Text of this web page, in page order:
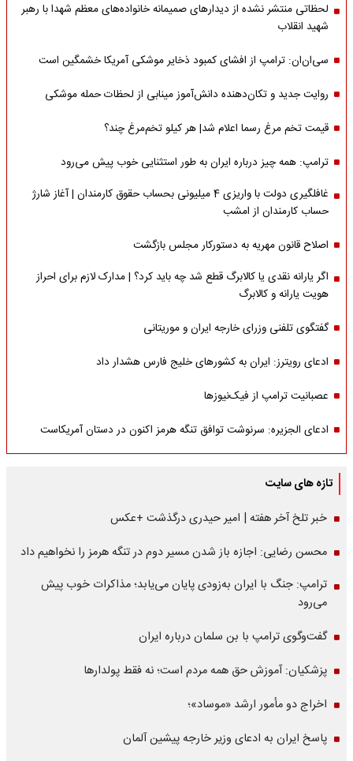
لحظاتی منتشر نشده از دیدارهای صمیمانه خانواده‌های معظم شهدا با رهبر
شهید انقلاب
سی‌ان‌ان: ترامپ از افشای کمبود ذخایر موشکی آمریکا خشمگین است
روایت جدید و تکان‌دهنده دانش‌آموز مینابی از لحظات حمله موشکی
قیمت تخم مرغ رسما اعلام شد| هر کیلو تخم‌مرغ چند؟
ترامپ: همه چیز درباره ایران به طور استثنایی خوب پیش می‌رود
غافلگیری دولت با واریزی 4 میلیونی بحساب حقوق کارمندان | آغاز شارژ
حساب کارمندان از امشب
اصلاح قانون مهریه به دستورکار مجلس بازگشت
اگر یارانه نقدی یا کالابرگ قطع شد چه باید کرد؟ | مدارک لازم برای احراز
هویت یارانه و کالابرگ
گفتگوی تلفنی وزرای خارجه ایران و موریتانی
ادعای رویترز: ایران به کشورهای خلیج فارس هشدار داد
عصبانیت ترامپ از فیک‌نیوزها
ادعای الجزیره: سرنوشت توافق تنگه هرمز اکنون در دستان آمریکاست
تازه های سایت
خبر تلخ آخر هفته | امیر حیدری درگذشت +عکس
محسن رضایی: اجازه باز شدن مسیر دوم در تنگه هرمز را نخواهیم داد
ترامپ: جنگ با ایران به‌زودی پایان می‌یابد؛ مذاکرات خوب پیش
می‌رود
گفت‌وگوی ترامپ با بن سلمان درباره ایران
پزشکیان: آموزش حق همه مردم است؛ نه فقط پولدارها
اخراج دو مأمور ارشد «موساد»؛
پاسخ ایران به ادعای وزیر خارجه پیشین آلمان